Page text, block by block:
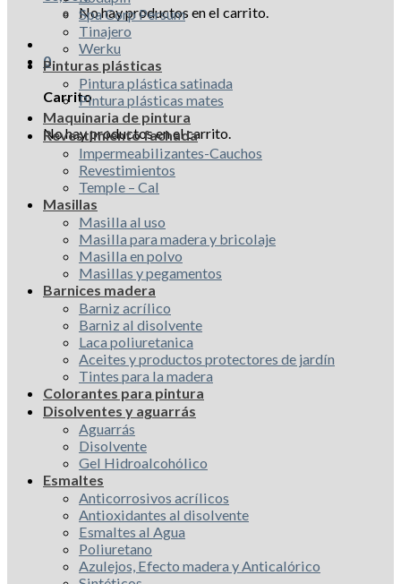
No hay productos en el carrito.
0
Carrito
No hay productos en el carrito.
Spa Corp Persum
Tinajero
Werku
Pinturas plásticas
Pintura plástica satinada
Pintura plásticas mates
Maquinaria de pintura
Revestimiento fachada
Impermeabilizantes-Cauchos
Revestimientos
Temple – Cal
Masillas
Masilla al uso
Masilla para madera y bricolaje
Masilla en polvo
Masillas y pegamentos
Barnices madera
Barniz acrílico
Barniz al disolvente
Laca poliuretanica
Aceites y productos protectores de jardín
Tintes para la madera
Colorantes para pintura
Disolventes y aguarrás
Aguarrás
Disolvente
Gel Hidroalcohólico
Esmaltes
Anticorrosivos acrílicos
Antioxidantes al disolvente
Esmaltes al Agua
Poliuretano
Azulejos, Efecto madera y Anticalórico